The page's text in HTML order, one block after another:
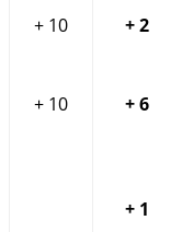
+ 10 + 2
+ 10 + 6
+ 1